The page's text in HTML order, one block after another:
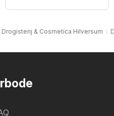
Drogisterij & Cosmetica Hilversum